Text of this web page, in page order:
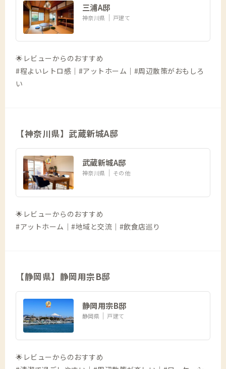
三浦A邸
神奈川県 戸建て
🌟レビューからのおすすめ
#程よいレトロ感｜#アットホーム｜#周辺散策がおもしろ
い
【神奈川県】武蔵新城A邸
武蔵新城A邸
神奈川県 その他
🌟レビューからのおすすめ
#アットホーム｜#地域と交流｜#飲食店巡り
【静岡県】静岡用宗B邸
静岡用宗B邸
静岡県 戸建て
🌟レビューからのおすすめ